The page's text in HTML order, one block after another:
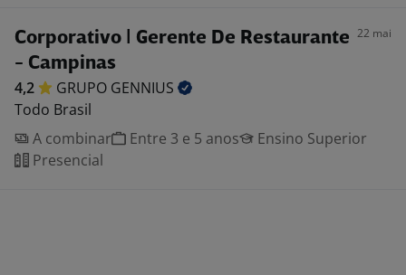
Corporativo | Gerente De Restaurante
- Campinas
22 mai
4,2 GRUPO GENNIUS
Todo Brasil
A combinar
Entre 3 e 5 anos
Ensino Superior
Presencial